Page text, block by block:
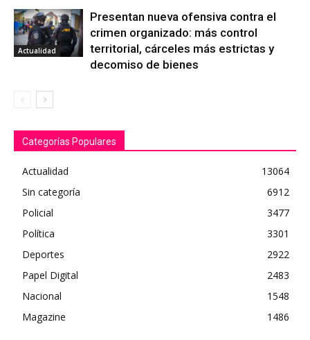
Actualidad
Presentan nueva ofensiva contra el
crimen organizado: más control
territorial, cárceles más estrictas y
decomiso de bienes
Categorías Populares
Actualidad
13064
Sin categoría
6912
Policial
3477
Política
3301
Deportes
2922
Papel Digital
2483
Nacional
1548
Magazine
1486